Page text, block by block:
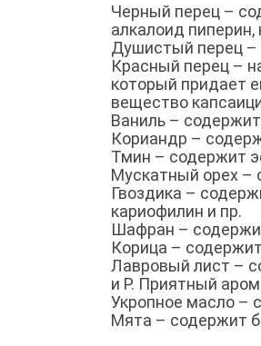
Черный перец –
алкалоид
Душистый перец –
Красный перец –
который придает
вещество
Ваниль –
Кориандр –
Тмин – содержит
Мускатный орех –
Гвоздика –
кариофилин и пр.
Шафран –
Корица –
Лавровый лист –
и Р. Приятный
Укропное масло –
Мята – содержит